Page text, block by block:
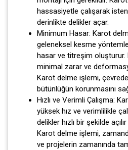
hassasiyetle çalışarak
derinlikte delikler açar.
Minimum Hasar: Karot
geleneksel kesme
hasar ve titreşim oluşturur.
minimal zarar ve
Karot delme işlemi,
bütünlüğün korunmasını
Hızlı ve Verimli Çalışma:
yüksek hız ve verimlilikle
delikler hızlı bir şekilde
Karot delme işlemi,
ve projelerin zamanında